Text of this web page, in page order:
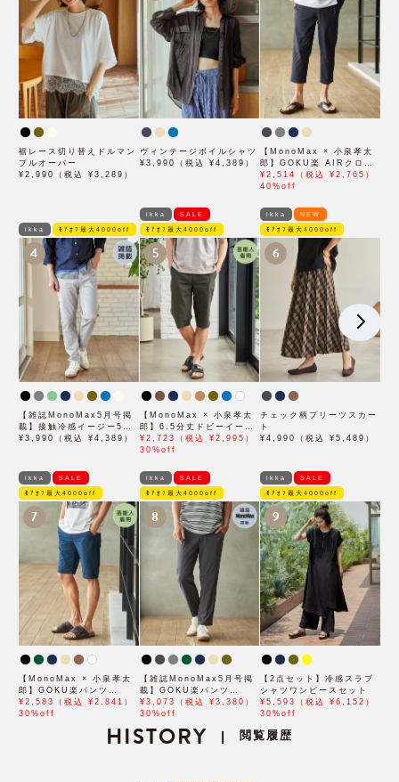
裾レース切り替えドルマン
プルオーバー
¥2,990（税込 ¥3,289）
ヴィンテージボイルシャツ
¥3,990（税込 ¥4,389）
【MonoMax × 小泉孝太
郎】GOKU楽 AIRクロッ
プドパンツ「小泉孝太郎さ
ん着用モデル」
¥2,514（税込 ¥2,765）
40%off
ikka ﾓｱｵﾌ最大4000off
4
【雑誌MonoMax5月号掲
載】接触冷感イージー5ポ
ケット
¥3,990（税込 ¥4,389）
ikka SALE
ﾓｱｵﾌ最大4000off
5
【MonoMax × 小泉孝太
郎】6.5分丈ドビーイージ
ーハーフパンツ「小泉孝太
郎さん着用モデル」
¥2,723（税込 ¥2,995）
30%off
ikka NEW
ﾓｱｵﾌ最大4000off
6
チェック柄プリーツスカー
ト
¥4,990（税込 ¥5,489）
ikka SALE
ﾓｱｵﾌ最大4000off
7
【MonoMax × 小泉孝太
郎】GOKU楽パンツ
EASY STRETCH 冷感
5Pショート「小泉孝太郎
¥2,583（税込 ¥2,841）
30%off
ikka SALE
ﾓｱｵﾌ最大4000off
8
【雑誌MonoMax5月号掲
載】GOKU楽パンツ
EASY STRETCH 冷感ア
ンクル【接触冷感】「小泉
¥3,073（税込 ¥3,380）
30%off
ikka SALE
ﾓｱｵﾌ最大4000off
9
【2点セット】冷感スラブ
シャツワンピースセット
¥5,593（税込 ¥6,152）
30%off
HISTORY | 閲覧履歴